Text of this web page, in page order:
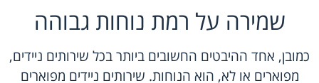
שמירה על רמת נוחות גבוהה
כמובן, אחד ההיבטים החשובים ביותר בכל שירותים ניידים,
מפוארים או לא, הוא הנוחות. שירותים ניידים מפוארים